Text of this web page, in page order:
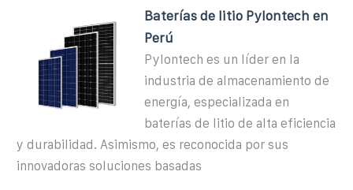
Baterías de litio Pylontech en
Perú
Pylontech es un líder en la
industria de almacenamiento de
energía, especializada en
baterías de litio de alta eficiencia
y durabilidad. Asimismo, es reconocida por sus
innovadoras soluciones basadas